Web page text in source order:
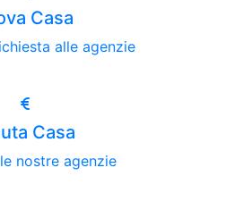
Casa
alle agenzie
Casa
nostre agenzie